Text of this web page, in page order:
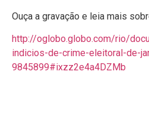
Ouça a gravação e leia mais
http://oglobo.globo.com/rio/
indicios-de-crime-eleitoral-de-
9845899#ixzz2e4a4DZMb